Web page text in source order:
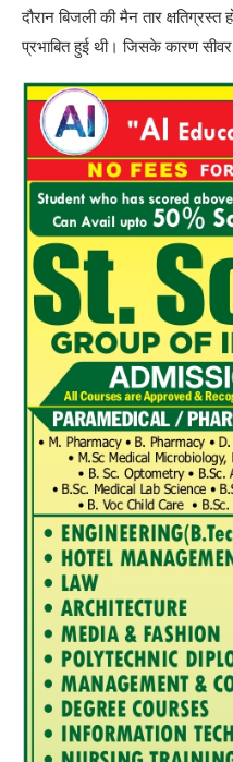
दौरान बिजली की मैन तार
प्रभाबित हुई थी। जिसके कारण